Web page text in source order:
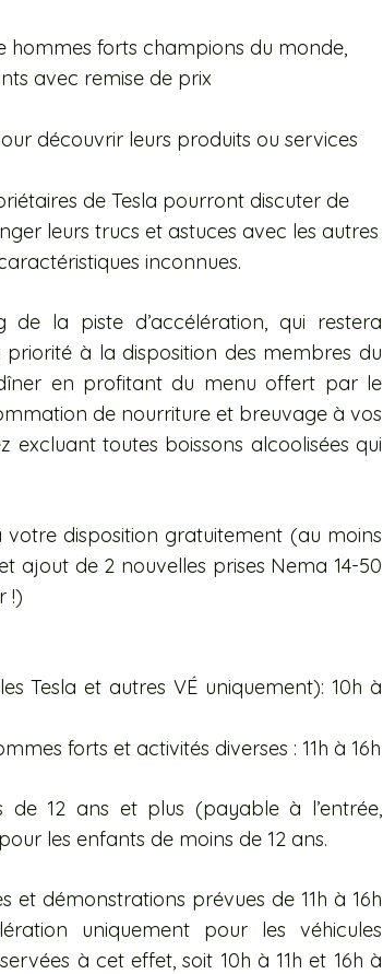
hommes forts champions du monde,
avec remise de prix
découvrir leurs produits ou services
de Tesla pourront discuter de
leurs trucs et astuces avec les autres
inconnues.
la piste d’accélération, qui restera
priorité à la disposition des membres du
en profitant du menu offert par le
de nourriture et breuvage à vos
toutes boissons alcoolisées qui
disposition gratuitement (au moins
ajout de 2 nouvelles prises Nema 14-50
!)
Tesla et autres VÉ uniquement): 10h à
forts et activités diverses : 11h à 16h
de 12 ans et plus (payable à l’entrée,
les enfants de moins de 12 ans.
et démonstrations prévues de 11h à 16h
uniquement pour les véhicules
à cet effet, soit 10h à 11h et 16h à